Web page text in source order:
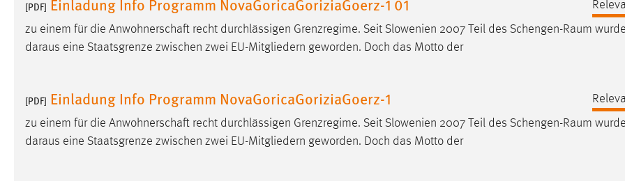
[PDF]
zu einem für die Anwohnerschaft recht durchlässigen Grenzregime. Seit Slowenien 2007 Teil des Schengen-Raum
daraus eine Staatsgrenze zwischen zwei EU-Mitgliedern geworden. Doch das Motto der
[PDF] Einladung Info Programm NovaGoricaGoriziaGoerz-1
zu einem für die Anwohnerschaft recht durchlässigen Grenzregime. Seit Slowenien 2007 Teil des Schengen-Raum
daraus eine Staatsgrenze zwischen zwei EU-Mitgliedern geworden. Doch das Motto der